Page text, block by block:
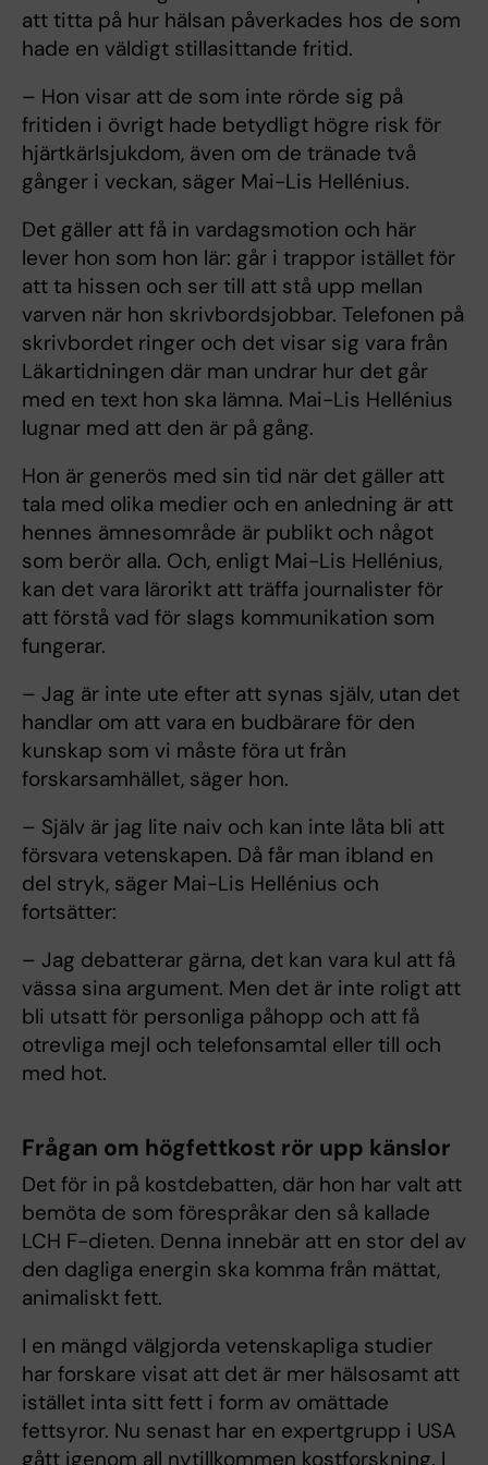
att titta på hur hälsan påverkades hos de som
hade en väldigt stillasittande fritid.
– Hon visar att de som inte rörde sig på
fritiden i övrigt hade betydligt högre risk för
hjärtkärlsjukdom, även om de tränade två
gånger i veckan, säger Mai-Lis Hellénius.
Det gäller att få in vardagsmotion och här
lever hon som hon lär: går i trappor istället för
att ta hissen och ser till att stå upp mellan
varven när hon skrivbordsjobbar. Telefonen på
skrivbordet ringer och det visar sig vara från
Läkartidningen där man undrar hur det går
med en text hon ska lämna. Mai-Lis Hellénius
lugnar med att den är på gång.
Hon är generös med sin tid när det gäller att
tala med olika medier och en anledning är att
hennes ämnesområde är publikt och något
som berör alla. Och, enligt Mai-Lis Hellénius,
kan det vara lärorikt att träffa journalister för
att förstå vad för slags kommunikation som
fungerar.
– Jag är inte ute efter att synas själv, utan det
handlar om att vara en budbärare för den
kunskap som vi måste föra ut från
forskarsamhället, säger hon.
– Själv är jag lite naiv och kan inte låta bli att
försvara vetenskapen. Då får man ibland en
del stryk, säger Mai-Lis Hellénius och
fortsätter:
– Jag debatterar gärna, det kan vara kul att få
vässa sina argument. Men det är inte roligt att
bli utsatt för personliga påhopp och att få
otrevliga mejl och telefonsamtal eller till och
med hot.
Frågan om högfettkost rör upp känslor
Det för in på kostdebatten, där hon har valt att
bemöta de som förespråkar den så kallade
LCH F-dieten. Denna innebär att en stor del av
den dagliga energin ska komma från mättat,
animaliskt fett.
I en mängd välgjorda vetenskapliga studier
har forskare visat att det är mer hälsosamt att
istället inta sitt fett i form av omättade
fettsyror. Nu senast har en expertgrupp i USA
gått igenom all nytillkommen kostforskning. I